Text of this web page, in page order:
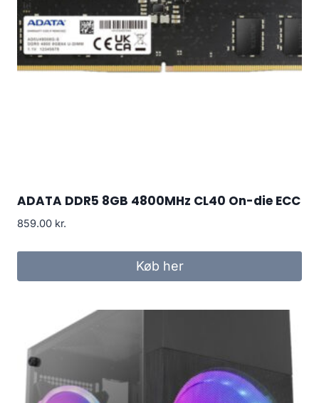
ADATA DDR5 8GB 4800MHz CL40 On-die ECC
859.00 kr.
Køb her